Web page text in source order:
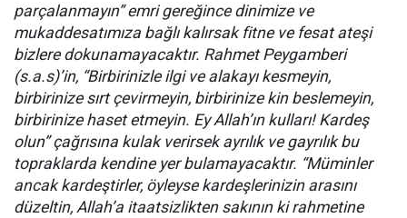
parçalanmayın” emri gereğince dinimize ve
mukaddesatımıza bağlı kalırsak fitne ve fesat ateşi
bizlere dokunamayacaktır. Rahmet Peygamberi
(s.a.s)’in, “Birbirinizle ilgi ve alakayı kesmeyin,
birbirinize sırt çevirmeyin, birbirinize kin beslemeyin,
birbirinize haset etmeyin. Ey Allah’ın kulları! Kardeş
olun” çağrısına kulak verirsek ayrılık ve gayrılık bu
topraklarda kendine yer bulamayacaktır. “Müminler
ancak kardeştirler, öyleyse kardeşlerinizin arasını
düzeltin, Allah’a itaatsizlikten sakının ki rahmetine